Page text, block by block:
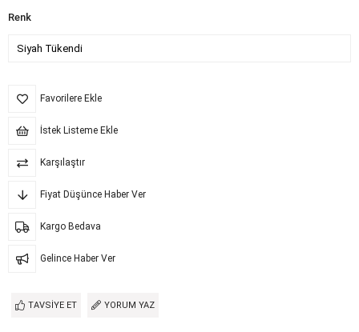
Renk
Favorilere Ekle
İstek Listeme Ekle
Karşılaştır
Fiyat Düşünce Haber Ver
Kargo Bedava
Gelince Haber Ver
TAVSIYE ET YORUM YAZ